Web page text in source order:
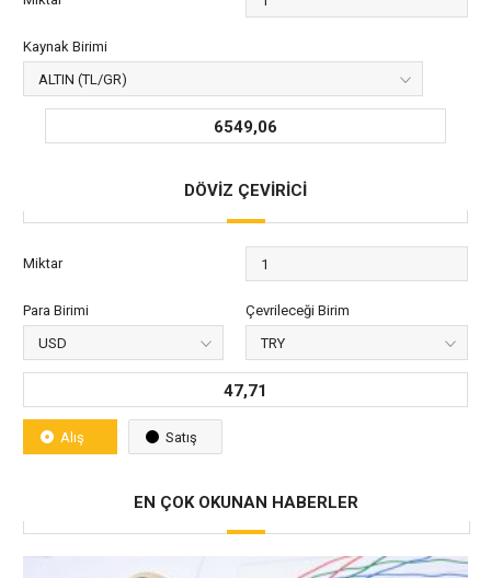
Kaynak Birimi
6549,06
DÖVİZ ÇEVİRİCİ
Miktar
Para Birimi Çevrileceği Birim
47,71
Alış Satış
EN ÇOK OKUNAN HABERLER